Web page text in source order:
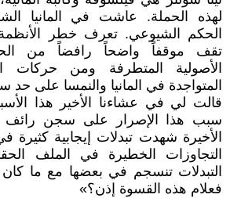
لهذه الحملة. عاشت في المانيا
الحكم الشيوعي. تعرف خطر
تقف موقفاً واضحاً رافضاً من
الأصولية المتطرفة ومن حركات
المتواجدة في المانيا والنمسا على حد
قالت لي في عشاءنا الأخير هذا
سبب هذا الإصرار على سجن رائف
الأخيرة شهدت تبدلات إيجابية كثيرة
التجاوزات الخطيرة في الملف
التبدلات تنسجم في بعضها مع ما
فعلام هذه القسوة إذن؟»